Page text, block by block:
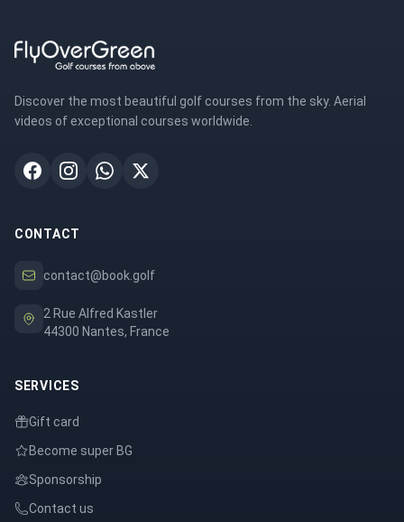
Discover the most beautiful golf courses from the sky. Aerial
videos of exceptional courses worldwide.
CONTACT
contact@book.golf
2 Rue Alfred Kastler
44300 Nantes, France
SERVICES
Gift card
Become super BG
Sponsorship
Contact us